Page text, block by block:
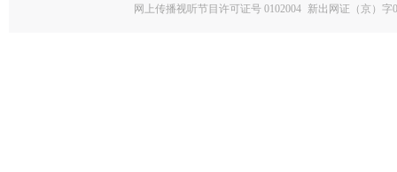
网上传播视听节目许可证号 0102004 新出网证（京）